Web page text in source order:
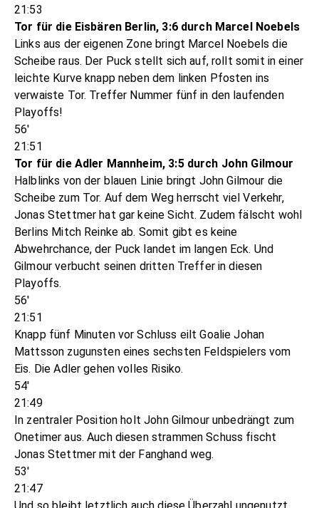
21:53
Tor für die Eisbären Berlin, 3:6 durch Marcel Noebels
Links aus der eigenen Zone bringt Marcel Noebels die
Scheibe raus. Der Puck stellt sich auf, rollt somit in einer
leichte Kurve knapp neben dem linken Pfosten ins
verwaiste Tor. Treffer Nummer fünf in den laufenden
Playoffs!
56'
21:51
Tor für die Adler Mannheim, 3:5 durch John Gilmour
Halblinks von der blauen Linie bringt John Gilmour die
Scheibe zum Tor. Auf dem Weg herrscht viel Verkehr,
Jonas Stettmer hat gar keine Sicht. Zudem fälscht wohl
Berlins Mitch Reinke ab. Somit gibt es keine
Abwehrchance, der Puck landet im langen Eck. Und
Gilmour verbucht seinen dritten Treffer in diesen
Playoffs.
56'
21:51
Knapp fünf Minuten vor Schluss eilt Goalie Johan
Mattsson zugunsten eines sechsten Feldspielers vom
Eis. Die Adler gehen volles Risiko.
54'
21:49
In zentraler Position holt John Gilmour unbedrängt zum
Onetimer aus. Auch diesen strammen Schuss fischt
Jonas Stettmer mit der Fanghand weg.
53'
21:47